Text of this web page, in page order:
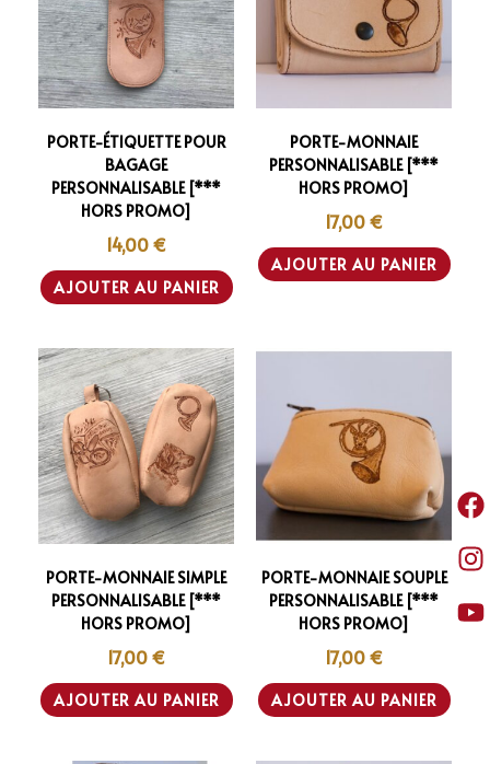
PORTE-ÉTIQUETTE POUR
BAGAGE
PERSONNALISABLE [***
HORS PROMO]
14,00€
AJOUTER AU PANIER
PORTE-MONNAIE
PERSONNALISABLE [***
HORS PROMO]
17,00€
AJOUTER AU PANIER
PORTE-MONNAIE SIMPLE
PERSONNALISABLE [***
HORS PROMO]
17,00€
AJOUTER AU PANIER
PORTE-MONNAIE SOUPLE
PERSONNALISABLE [***
HORS PROMO]
17,00€
AJOUTER AU PANIER